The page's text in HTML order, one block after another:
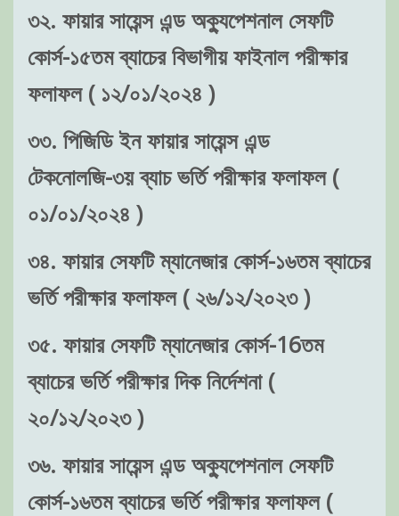
৩২. ফায়ার সায়েন্স এন্ড অক্যুপেশনাল সেফটি
কোর্স-১৫তম ব্যাচের বিভাগীয় ফাইনাল পরীক্ষার
ফলাফল ( ১২/০১/২০২৪ )
৩৩. পিজিডি ইন ফায়ার সায়েন্স এন্ড
টেকনোলজি-৩য় ব্যাচ ভর্তি পরীক্ষার ফলাফল (
০১/০১/২০২৪ )
৩৪. ফায়ার সেফটি ম্যানেজার কোর্স-১৬তম ব্যাচের
ভর্তি পরীক্ষার ফলাফল ( ২৬/১২/২০২৩ )
৩৫. ফায়ার সেফটি ম্যানেজার কোর্স-16তম
ব্যাচের ভর্তি পরীক্ষার দিক নির্দেশনা (
২০/১২/২০২৩ )
৩৬. ফায়ার সায়েন্স এন্ড অক্যুপেশনাল সেফটি
কোর্স-১৬তম ব্যাচের ভর্তি পরীক্ষার ফলাফল (